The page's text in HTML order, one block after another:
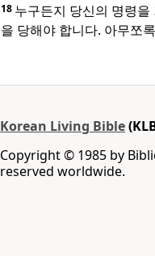
18 누구든지 당신의 명령
을 당해야 합니다. 아무쪼
Korean Living Bible
Copyright © 1985 by
reserved worldwide.